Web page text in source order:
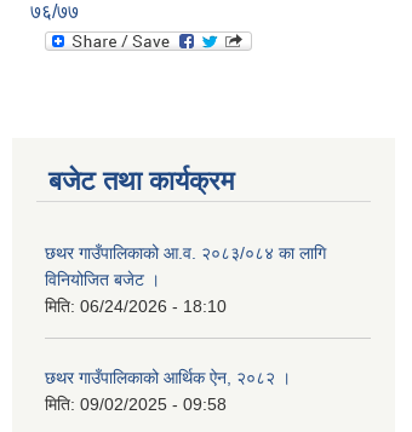
७६/७७
बजेट तथा कार्यक्रम
छथर गाउँपालिकाको आ.व. २०८३/०८४ का लागि
विनियोजित बजेट ।
मिति: 06/24/2026 - 18:10
छथर गाउँपालिकाको आर्थिक ऐन, २०८२ ।
मिति: 09/02/2025 - 09:58